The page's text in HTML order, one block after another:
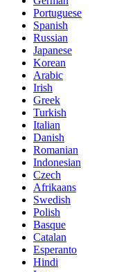
Portuguese
Spanish
Russian
Japanese
Korean
Arabic
Irish
Greek
Turkish
Italian
Danish
Romanian
Indonesian
Czech
Afrikaans
Swedish
Polish
Basque
Catalan
Esperanto
Hindi